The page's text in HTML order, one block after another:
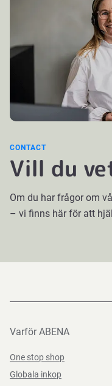
CONTACT
Vill du
Om du har frågor om
– vi finns här för att
Varför ABENA
One stop shop
Globala inkop